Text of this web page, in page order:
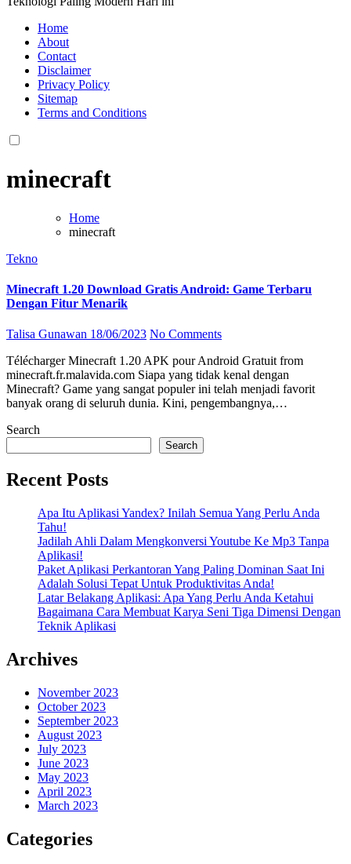
Home
About
Contact
Disclaimer
Privacy Policy
Sitemap
Terms and Conditions
minecraft
Home
minecraft
Tekno
Minecraft 1.20 Download Gratis Android: Game Terbaru
Dengan Fitur Menarik
Talisa Gunawan 18/06/2023 No Comments
Télécharger Minecraft 1.20 APK pour Android Gratuit from
minecraft.fr.malavida.com Siapa yang tidak kenal dengan
Minecraft? Game yang sangat populer ini telah menjadi favorit
banyak orang di seluruh dunia. Kini, pengembangnya,…
Search
Search
Recent Posts
Apa Itu Aplikasi Yandex? Inilah Semua Yang Perlu Anda
Tahu!
Jadilah Ahli Dalam Mengkonversi Youtube Ke Mp3 Tanpa
Aplikasi!
Paket Aplikasi Perkantoran Yang Paling Dominan Saat Ini
Adalah Solusi Tepat Untuk Produktivitas Anda!
Latar Belakang Aplikasi: Apa Yang Perlu Anda Ketahui
Bagaimana Cara Membuat Karya Seni Tiga Dimensi Dengan
Teknik Aplikasi
Archives
November 2023
October 2023
September 2023
August 2023
July 2023
June 2023
May 2023
April 2023
March 2023
Categories